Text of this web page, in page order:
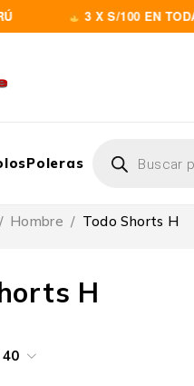
3 X S/100 EN TODA
Poleras
H
/ Hombre / Todo Shorts H
40